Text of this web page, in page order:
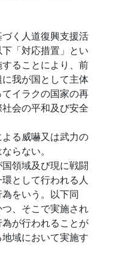
く人道復興支援活
「対応措置」とい
ることにより、前
我が国として主体
イラクの国家の再
会の平和及び安全
る威嚇又は武力の
らない。
領域及び現に戦闘
として行われる人
をいう。以下同
、そこで実施され
が行われることが
域において実施す